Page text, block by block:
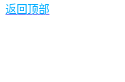
返回顶部